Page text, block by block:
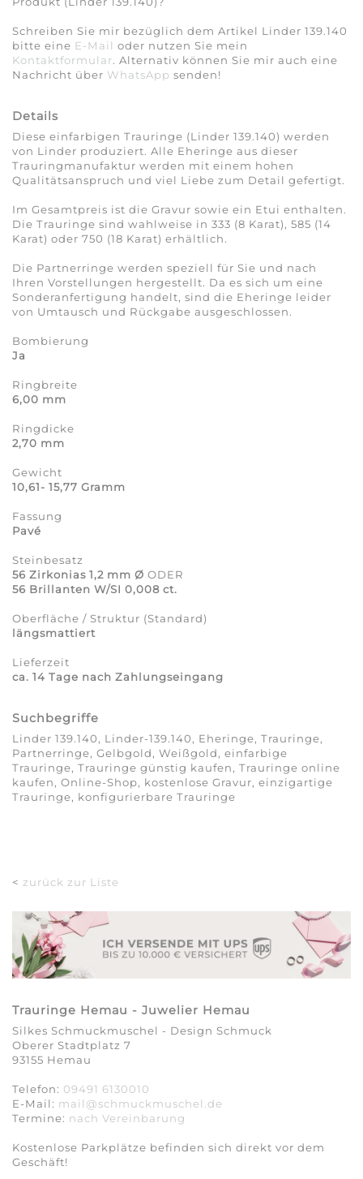
Schreiben Sie mir bezüglich dem Artikel Linder 139.140
bitte eine E-Mail oder nutzen Sie mein
Kontaktformular. Alternativ können Sie mir auch eine
Nachricht über WhatsApp senden!
Details
Diese einfarbigen Trauringe (Linder 139.140) werden
von Linder produziert. Alle Eheringe aus dieser
Trauringmanufaktur werden mit einem hohen
Qualitätsanspruch und viel Liebe zum Detail gefertigt.
Im Gesamtpreis ist die Gravur sowie ein Etui enthalten.
Die Trauringe sind wahlweise in 333 (8 Karat), 585 (14
Karat) oder 750 (18 Karat) erhältlich.
Die Partnerringe werden speziell für Sie und nach
Ihren Vorstellungen hergestellt. Da es sich um eine
Sonderanfertigung handelt, sind die Eheringe leider
von Umtausch und Rückgabe ausgeschlossen.
Bombierung
Ja
Ringbreite
6,00 mm
Ringdicke
2,70 mm
Gewicht
10,61- 15,77 Gramm
Fassung
Pavé
Steinbesatz
56 Zirkonias 1,2 mm Ø ODER
56 Brillanten W/SI 0,008 ct.
Oberfläche / Struktur (Standard)
längsmattiert
Lieferzeit
ca. 14 Tage nach Zahlungseingang
Suchbegriffe
Linder 139.140, Linder-139.140, Eheringe, Trauringe,
Partnerringe, Gelbgold, Weißgold, einfarbige
Trauringe, Trauringe günstig kaufen, Trauringe online
kaufen, Online-Shop, kostenlose Gravur, einzigartige
Trauringe, konfigurierbare Trauringe
< zurück zur Liste
Trauringe Hemau - Juwelier Hemau
Silkes Schmuckmuschel - Design Schmuck
Oberer Stadtplatz 7
93155 Hemau
Telefon: 09491 6130010
E-Mail: mail@schmuckmuschel.de
Termine: nach Vereinbarung​​​​​​​
Kostenlose Parkplätze befinden sich direkt vor dem
Geschäft!